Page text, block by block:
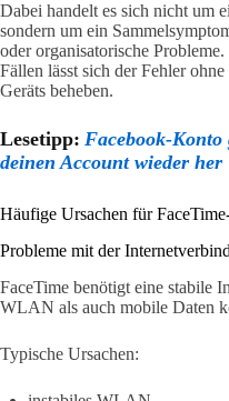
Dabei handelt es sich nicht um
sondern um ein
oder organisatorische
Fällen lässt sich der Fehler
Geräts beheben.
Lesetipp: Facebook-Konto
deinen Account wieder her
Häufige Ursachen für
Probleme mit der
FaceTime benötigt eine stabile
WLAN als auch mobile Daten
Typische Ursachen: